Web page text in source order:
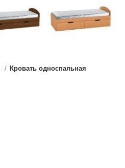
Кровать односпальная